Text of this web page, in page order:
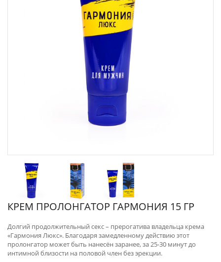
КРЕМ ПРОЛОНГАТОР ГАРМОНИЯ 15 ГР
Долгий продолжительный секс – прерогатива владельца крема
«Гармония Люкс». Благодаря замедленному действию этот
пролонгатор может быть нанесён заранее, за 25-30 минут до
интимной близости на половой член без эрекции.